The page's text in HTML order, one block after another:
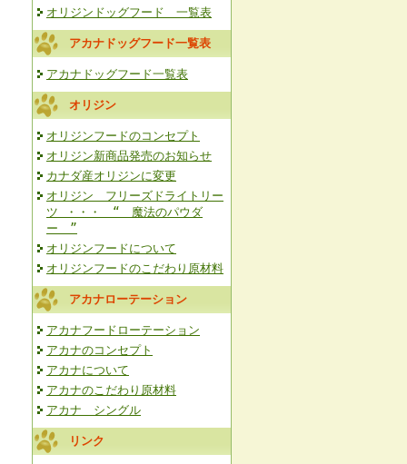
オリジンドッグフード 一覧表
アカナドッグフード一覧表
アカナドッグフード一覧表
オリジン
オリジンフードのコンセプト
オリジン新商品発売のお知らせ
カナダ産オリジンに変更
オリジン フリーズドライトリー
ツ ・・・ “ 魔法のパウダ
ー ”
オリジンフードについて
オリジンフードのこだわり原材料
アカナローテーション
アカナフードローテーション
アカナのコンセプト
アカナについて
アカナのこだわり原材料
アカナ シングル
リンク